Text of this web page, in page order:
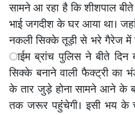
सामने आ रहा है कि शीशपाल बीते
भाई जगदीश के घर आया था।
नकली सिक्के तूड़ी से भरे गैरेज में
ाईम ब्रांच पुलिस ने बीते
सिक्के बनाने वाली फैक्ट्री का
के तार जुड़े होना सामने आने के
तक जरूर पहुंंचेगी। इसी भय